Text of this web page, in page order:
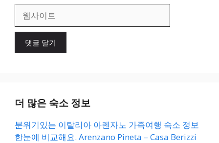
일
이
더 많은 숙소 정보
분위기있는 이탈리아 아렌자노 가족여행 숙소 정보
한눈에 비교해요. Arenzano Pineta – Casa Berizzi